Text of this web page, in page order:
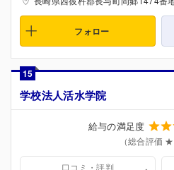
フォロー
15
学校法人活水学院
給与の満足度
（総合評価 ★
口コミ・評判